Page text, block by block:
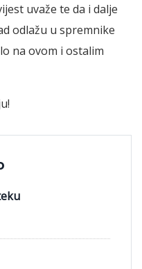
uvaže te da i dalje
odlažu u spremnike
na ovom i ostalim